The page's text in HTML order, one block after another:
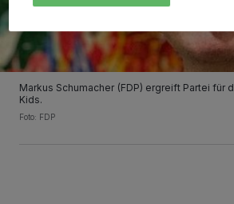
Markus Schumacher (FDP) ergreift Partei für
Kids.
Foto: FDP